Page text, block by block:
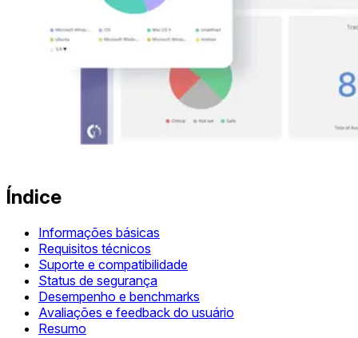
Índice
Informações básicas
Requisitos técnicos
Suporte e compatibilidade
Status de segurança
Desempenho e benchmarks
Avaliações e feedback do usuário
Resumo